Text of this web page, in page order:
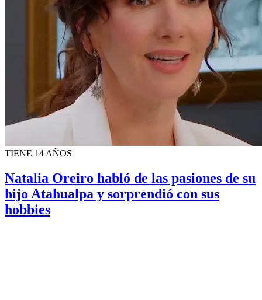
TIENE 14 AÑOS
Natalia Oreiro habló de las pasiones de su
hijo Atahualpa y sorprendió con sus
hobbies